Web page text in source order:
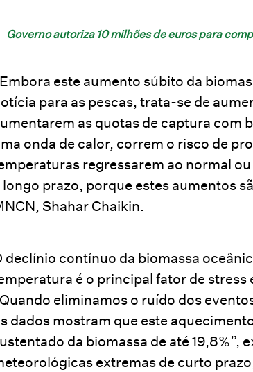
Governo autoriza 10 milhões de euros para
este aumento súbito da
para as pescas, trata-se de
as quotas de captura com
onda de calor, correm o risco de
regressarem ao normal
longo prazo, porque estes aumentos
Shahar Chaikin.
declínio contínuo da biomassa
é o principal fator de
eliminamos o ruído dos
dados mostram que este
da biomassa de até
extremas de curto